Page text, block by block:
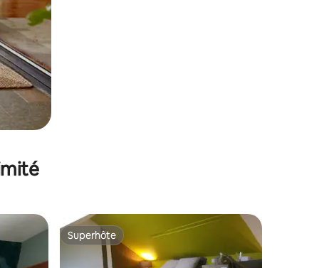
appréciés Superhôte
Superhôte